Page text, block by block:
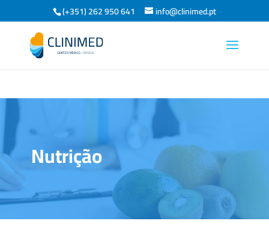
(+351) 262 950 641 info@clinimed.pt
Nutrição